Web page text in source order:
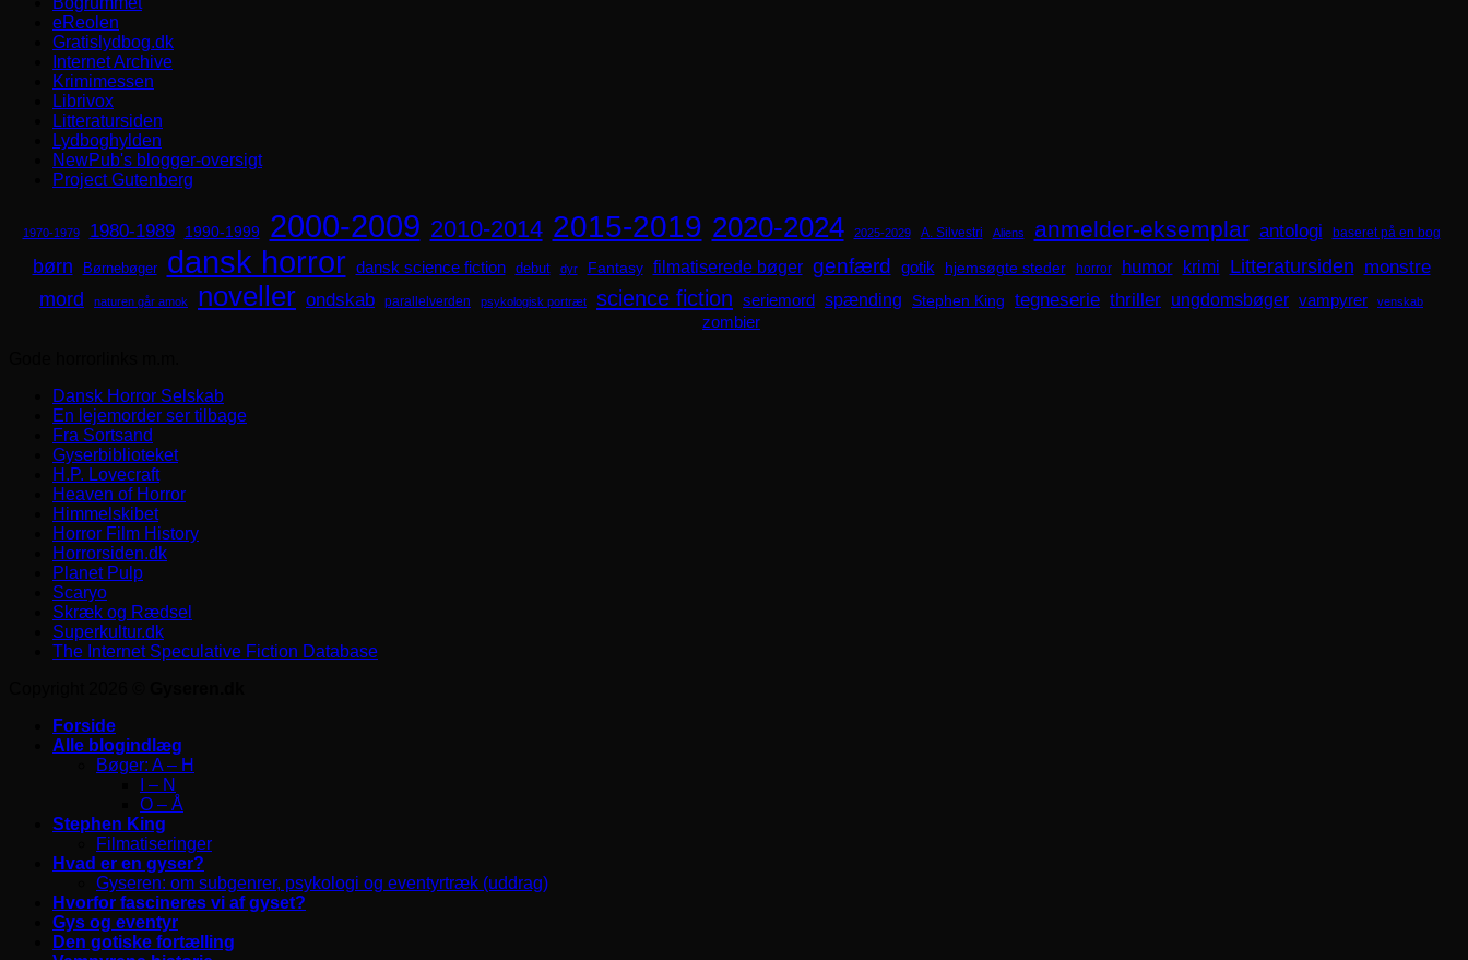
eReolen
Gratislydbog.dk
Internet Archive
Krimimessen
Librivox
Litteratursiden
Lydboghylden
NewPub's blogger-oversigt
Project Gutenberg
1970-1979 1980-1989 1990-1999 2000-2009 2010-2014 2015-2019 2020-2024 2025-2029 A. Silvestri Aliens anmelder-eksemplar antologi baseret på en bog
børn Børnebøger dansk horror dansk science fiction debut dyr Fantasy filmatiserede bøger genfærd gotik hjemsøgte steder horror humor krimi Litteratursiden monstre
mord naturen går amok noveller ondskab parallelverden psykologisk portræt science fiction seriemord spænding Stephen King tegneserie thriller ungdomsbøger vampyrer venskab
zombier
Dansk Horror Selskab
En lejemorder ser tilbage
Fra Sortsand
Gyserbiblioteket
H.P. Lovecraft
Heaven of Horror
Himmelskibet
Horror Film History
Horrorsiden.dk
Planet Pulp
Scaryo
Skræk og Rædsel
Superkultur.dk
The Internet Speculative Fiction Database
Forside
Alle blogindlæg
Bøger: A – H
I – N
O – Å
Stephen King
Filmatiseringer
Hvad er en gyser?
Gyseren: om subgenrer, psykologi og eventyrtræk (uddrag)
Hvorfor fascineres vi af gyset?
Gys og eventyr
Den gotiske fortælling